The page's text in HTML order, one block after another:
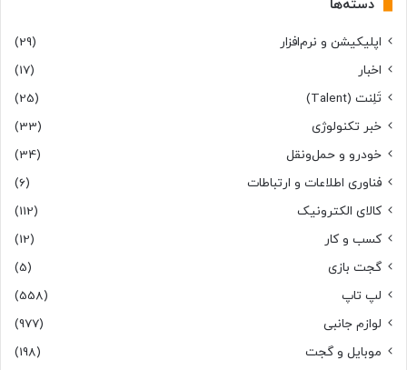
دسته‌ها
اپلیکیشن و نرم‌افزار
(29)
اخبار
(17)
تَلِنت (Talent)
(25)
خبر تکنولوژی
(33)
خودرو و حمل‌و‌نقل
(34)
فناوری اطلاعات و ارتباطات
(6)
کالای الکترونیک
(112)
کسب و کار
(12)
گجت بازی
(5)
لپ تاپ
(558)
لوازم جانبی
(977)
موبایل و گجت
(198)